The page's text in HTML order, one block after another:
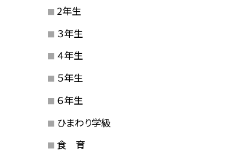
2年生
３年生
４年生
５年生
６年生
ひまわり学級
食 育